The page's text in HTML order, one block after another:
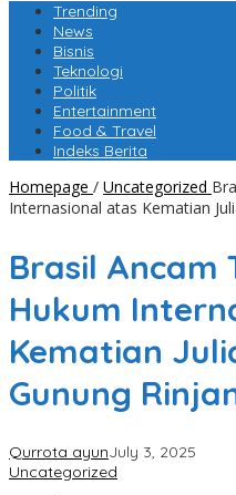
Trending
News
Bisnis
Teknologi
Politik
Entertainment
Food & Travel
Indeks Berita
Homepage / Uncategorized
Internasional atas Kematian
Brasil Ancam
Hukum
Kematian
Gunung
Qurrota ayunJuly 3, 2025
Uncategorized